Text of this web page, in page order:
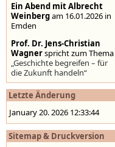
Ein Abend mit Albrecht
Weinbergam 16.01.2026 in
Emden
Prof. Dr. Jens-Christian
Wagnerspricht zum Thema
„Geschichte begreifen – für
die Zukunft handeln“
Stolpersteine auf der
Homepage der Stadt
Emden ,www.emden.de
Letzte Änderung
January 20. 2026 12:33:44
Sitemap & Druckversion